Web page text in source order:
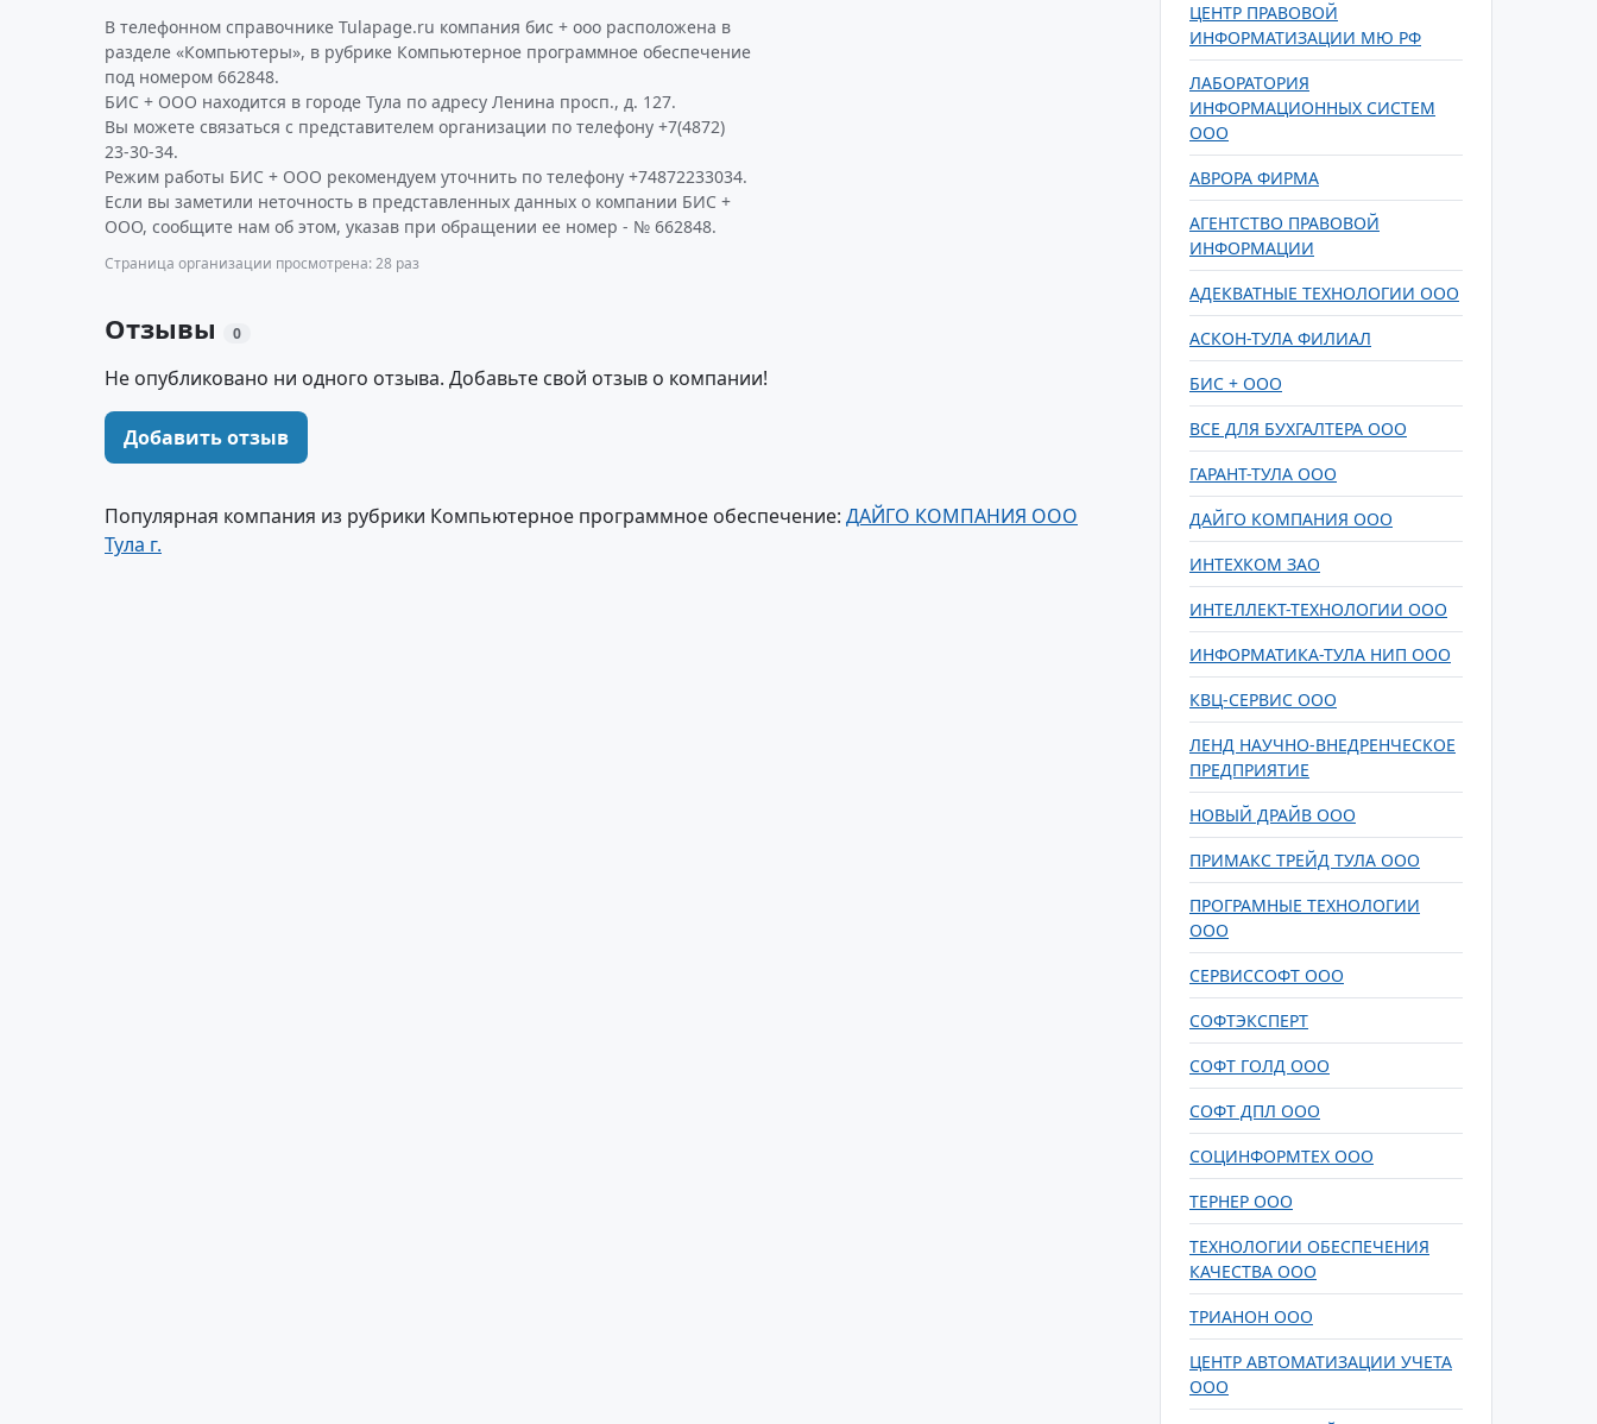
В телефонном справочнике Tulapage.ru компания бис + ооо расположена в
разделе «Компьютеры», в рубрике Компьютерное программное обеспечение
под номером 662848.
БИС + ООО находится в городе Тула по адресу Ленина просп., д. 127.
Вы можете связаться с представителем организации по телефону +7(4872)
23-30-34.
Режим работы БИС + ООО рекомендуем уточнить по телефону +74872233034.
Если вы заметили неточность в представленных данных о компании БИС +
ООО, сообщите нам об этом, указав при обращении ее номер - № 662848.
Страница организации просмотрена: 28 раз
Отзывы 0
Не опубликовано ни одного отзыва. Добавьте свой отзыв о компании!
Добавить отзыв
Популярная компания из рубрики Компьютерное программное обеспечение: ДАЙГО КОМПАНИЯ ООО
Тула г.
ЦЕНТР ПРАВОВОЙ
ИНФОРМАТИЗАЦИИ МЮ РФ
ЛАБОРАТОРИЯ
ИНФОРМАЦИОННЫХ СИСТЕМ
ООО
АВРОРА ФИРМА
АГЕНТСТВО ПРАВОВОЙ
ИНФОРМАЦИИ
АДЕКВАТНЫЕ ТЕХНОЛОГИИ ООО
АСКОН-ТУЛА ФИЛИАЛ
БИС + ООО
ВСЕ ДЛЯ БУХГАЛТЕРА ООО
ГАРАНТ-ТУЛА ООО
ДАЙГО КОМПАНИЯ ООО
ИНТЕХКОМ ЗАО
ИНТЕЛЛЕКТ-ТЕХНОЛОГИИ ООО
ИНФОРМАТИКА-ТУЛА НИП ООО
КВЦ-СЕРВИС ООО
ЛЕНД НАУЧНО-ВНЕДРЕНЧЕСКОЕ
ПРЕДПРИЯТИЕ
НОВЫЙ ДРАЙВ ООО
ПРИМАКС ТРЕЙД ТУЛА ООО
ПРОГРАМНЫЕ ТЕХНОЛОГИИ
ООО
СЕРВИССОФТ ООО
СОФТЭКСПЕРТ
СОФТ ГОЛД ООО
СОФТ ДПЛ ООО
СОЦИНФОРМТЕХ ООО
ТЕРНЕР ООО
ТЕХНОЛОГИИ ОБЕСПЕЧЕНИЯ
КАЧЕСТВА ООО
ТРИАНОН ООО
ЦЕНТР АВТОМАТИЗАЦИИ УЧЕТА
ООО